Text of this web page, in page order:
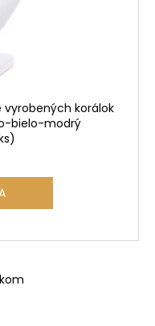
vyrobených korálok
bielo-modrý